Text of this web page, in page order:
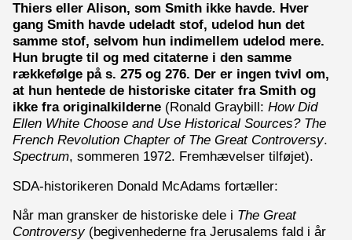
Thiers eller Alison, som Smith ikke havde. Hver
gang Smith havde udeladt stof, udelod hun det
samme stof, selvom hun indimellem udelod mere.
Hun brugte til og med citaterne i den samme
rækkefølge på s. 275 og 276. Der er ingen tvivl om,
at hun hentede de historiske citater fra Smith og
ikke fra originalkilderne (Ronald Graybill: How Did
Ellen White Choose and Use Historical Sources? The
French Revolution Chapter of The Great Controversy.
Spectrum, sommeren 1972. Fremhævelser tilføjet).
SDA-historikeren Donald McAdams fortæller:
Når man gransker de historiske dele i The Great
Controversy(begivenhederne fra Jerusalems fald i år